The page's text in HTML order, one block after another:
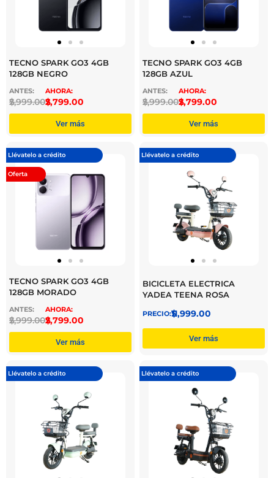
TECNO SPARK GO3 4GB
128GB NEGRO
$
2,999.00$
2,799.00
Ver más
TECNO SPARK GO3 4GB
128GB AZUL
$
2,999.00$
2,799.00
Ver más
Llévatelo a crédito
Oferta
TECNO SPARK GO3 4GB
128GB MORADO
$
2,999.00$
2,799.00
Ver más
Llévatelo a crédito
BICICLETA ELECTRICA
YADEA TEENA ROSA
$
11,999.00
Ver más
Llévatelo a crédito Llévatelo a crédito